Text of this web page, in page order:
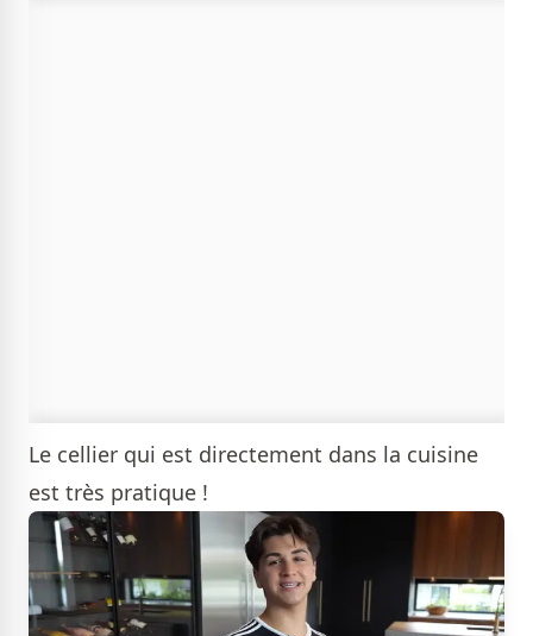
Le cellier qui est directement dans la cuisine
est très pratique !